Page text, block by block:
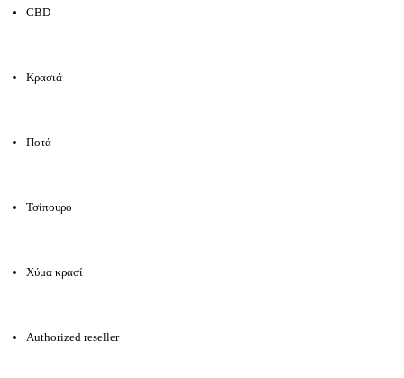
CBD
Κρασιά
Ποτά
Τσίπουρο
Χύμα κρασί
Authorized reseller